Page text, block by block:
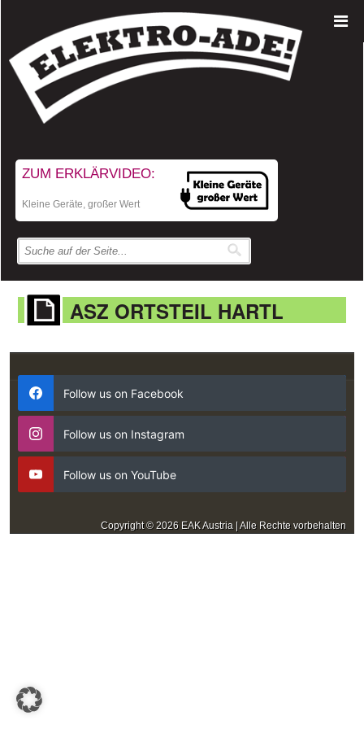
ZUM ERKLÄRVIDEO:
Kleine Geräte, großer Wert
ASZ ORTSTEIL HARTL
Follow us on Facebook
Follow us on Instagram
Follow us on YouTube
Copyright © 2026 EAK Austria | Alle Rechte vorbehalten